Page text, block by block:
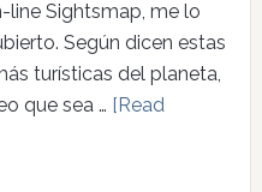
line Sightsmap, me lo
Según dicen estas
turísticas del planeta,
que sea … [Read